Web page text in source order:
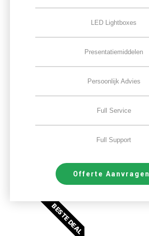
LED Lightboxes
Presentatiemiddelen
Persoonlijk Advies
Full Service
Full Support
Offerte Aanvragen
BESTE DEAL